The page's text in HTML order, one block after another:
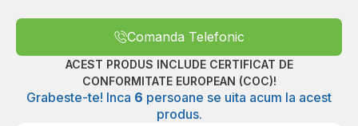
Comanda Telefonic
ACEST PRODUS INCLUDE CERTIFICAT DE
CONFORMITATE EUROPEAN (COC)!
Grabeste-te! Inca 6 persoane se uita acum la acest
produs.